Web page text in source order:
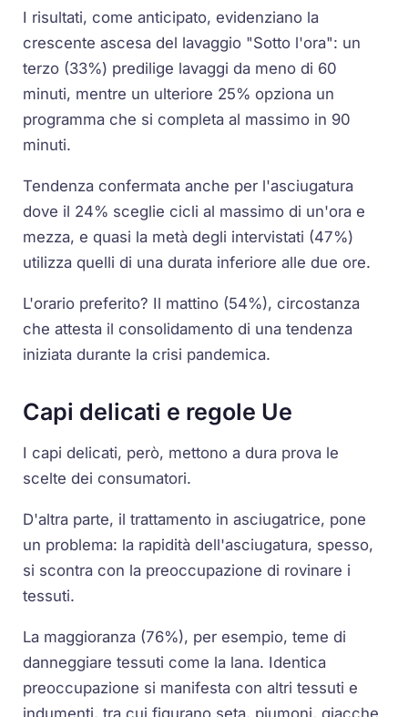
I risultati, come anticipato, evidenziano la
crescente ascesa del lavaggio "Sotto l'ora": un
terzo (33%) predilige lavaggi da meno di 60
minuti, mentre un ulteriore 25% opziona un
programma che si completa al massimo in 90
minuti.
Tendenza confermata anche per l'asciugatura
dove il 24% sceglie cicli al massimo di un'ora e
mezza, e quasi la metà degli intervistati (47%)
utilizza quelli di una durata inferiore alle due ore.
L'orario preferito? Il mattino (54%), circostanza
che attesta il consolidamento di una tendenza
iniziata durante la crisi pandemica.
Capi delicati e regole Ue
I capi delicati, però, mettono a dura prova le
scelte dei consumatori.
D'altra parte, il trattamento in asciugatrice, pone
un problema: la rapidità dell'asciugatura, spesso,
si scontra con la preoccupazione di rovinare i
tessuti.
La maggioranza (76%), per esempio, teme di
danneggiare tessuti come la lana. Identica
preoccupazione si manifesta con altri tessuti e